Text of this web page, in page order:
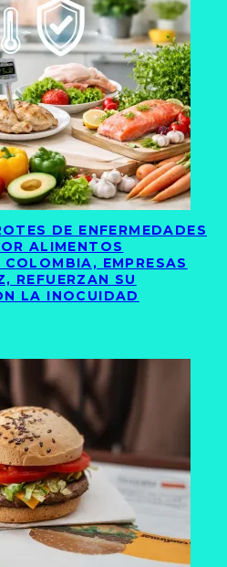
DE ENFERMEDADES
ALIMENTOS
EMPRESAS
REFUERZAN SU
LA INOCUIDAD